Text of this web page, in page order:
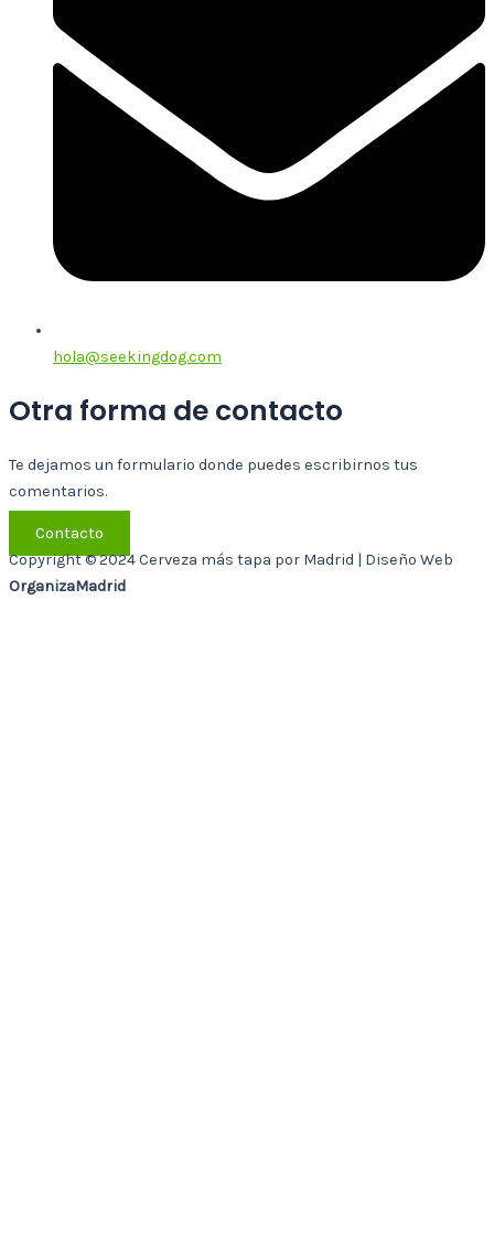
hola@seekingdog.com
Otra forma de contacto
Te dejamos un formulario donde puedes escribirnos tus
comentarios.
Contacto
Copyright © 2024 Cerveza más tapa por Madrid | Diseño Web
OrganizaMadrid